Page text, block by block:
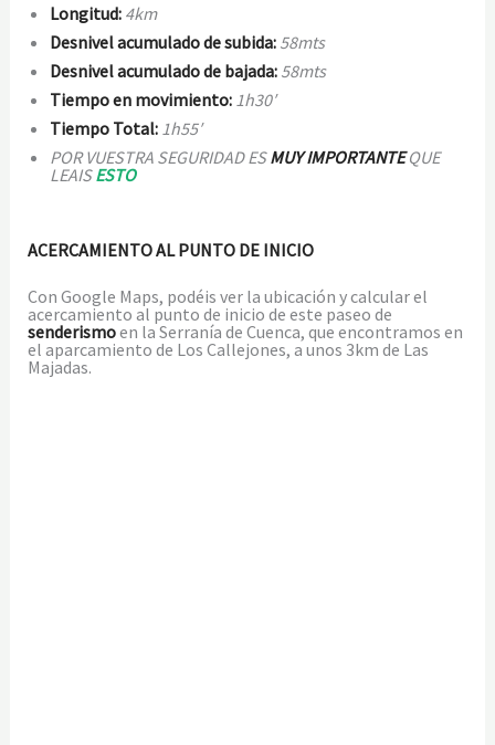
Longitud: 4km
Desnivel acumulado de subida: 58mts
Desnivel acumulado de bajada: 58mts
Tiempo en movimiento: 1h30′
Tiempo Total: 1h55′
POR VUESTRA SEGURIDAD ESMUY IMPORTANTEQUE
LEAISESTO
ACERCAMIENTO AL PUNTO DE INICIO
Con Google Maps, podéis ver la ubicación y calcular el
acercamiento al punto de inicio de este paseo de
senderismoen la Serranía de Cuenca, que encontramos en
el aparcamiento de Los Callejones, a unos 3km de Las
Majadas.